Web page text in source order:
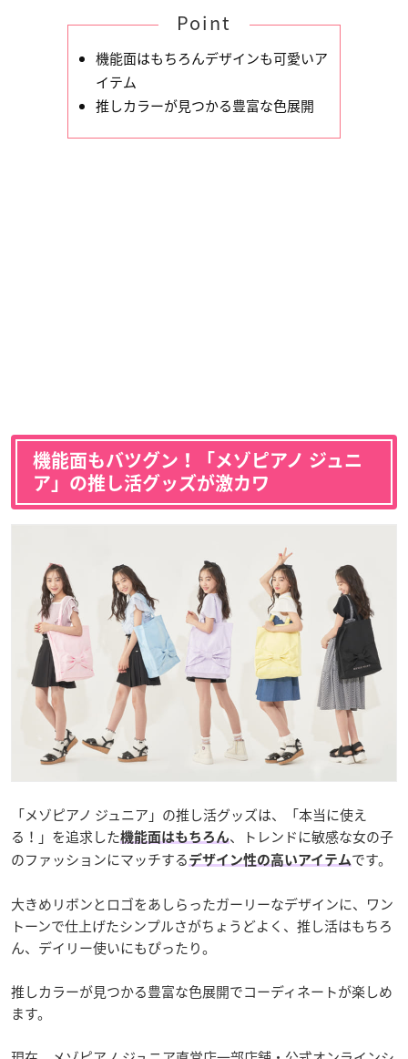
Point
機能面はもちろんデザインも可愛いア
イテム
推しカラーが見つかる豊富な色展開
機能面もバツグン！「メゾピアノ ジュニ
ア」の推し活グッズが激カワ
「メゾピアノ ジュニア」の推し活グッズは、「本当に使え
る！」を追求した機能面はもちろん、トレンドに敏感な女の子
のファッションにマッチする デザイン性の高いアイテムです。
大きめリボンとロゴをあしらったガーリーなデザインに、ワン
トーンで仕上げたシンプルさがちょうどよく、推し活はもちろ
ん、デイリー使いにもぴったり。
推しカラーが見つかる豊富な色展開でコーディネートが楽しめ
ます。